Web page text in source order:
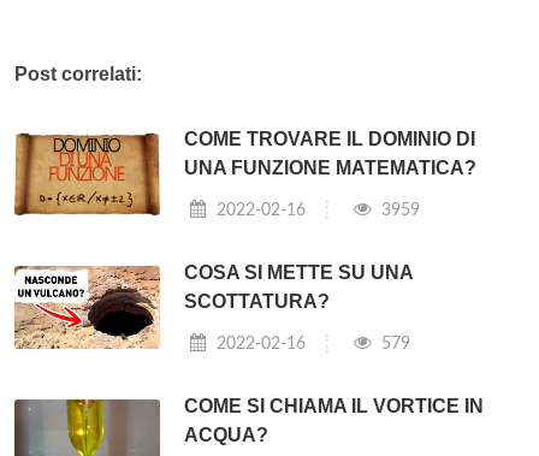
Post correlati:
COME TROVARE IL DOMINIO DI
UNA FUNZIONE MATEMATICA?
2022-02-16 3959
COSA SI METTE SU UNA
SCOTTATURA?
2022-02-16 579
COME SI CHIAMA IL VORTICE IN
ACQUA?